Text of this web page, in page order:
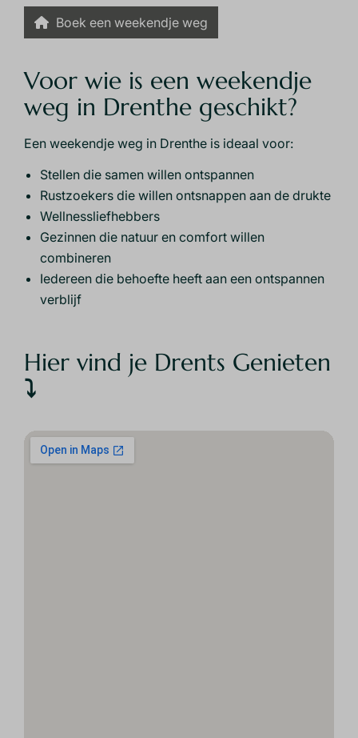
Boek een weekendje weg
Voor wie is een weekendje
weg in Drenthe geschikt?
Een weekendje weg in Drenthe is ideaal voor:
Stellen die samen willen ontspannen
Rustzoekers die willen ontsnappen aan de drukte
Wellnessliefhebbers
Gezinnen die natuur en comfort willen
combineren
Iedereen die behoefte heeft aan een ontspannen
verblijf
Hier vind je Drents Genieten
⤵